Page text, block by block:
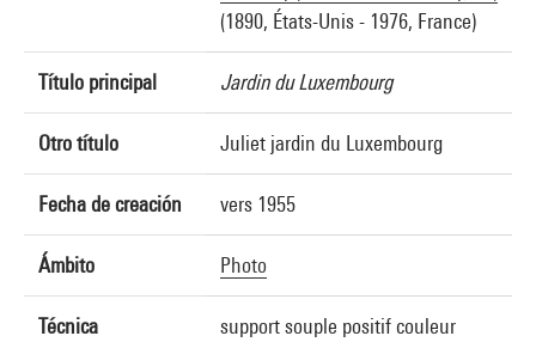
(1890, États-Unis - 1976, France)
Título principal Jardin du Luxembourg
Otro título Juliet jardin du Luxembourg
Fecha de creación vers 1955
Ámbito Photo
Técnica support souple positif couleur